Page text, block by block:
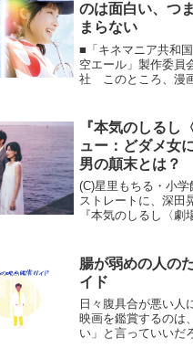
のは面白い、つ
まらない
■「キネマニア共和
空エール」製作委員
社 このところ、漫
を立てる頭はない
スコミの声が...
『本気のしるし
ュー：どダメ女
男の顛末とは？
(C)星里もちる・小
ストレートに、深田
『本気のしるし〈劇
るの同名コミックを
～てれ（名古...
腸が弱めの人の
イド
日々腹具合が悪い人
映画を鑑賞するのは
い」と言っていいだ